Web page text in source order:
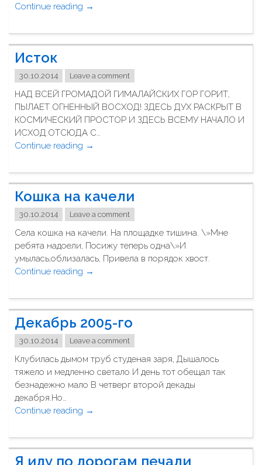
Continue reading "
е
о
и
д
у
ф
и
л
а
о
в
у
"
→
Исток
30.10.2014 Leave a comment
НАД ВСЕЙ ГРОМАДОЙ ГИМАЛАЙСКИХ ГОР ГОРИТ,
ПЫЛАЕТ ОГНЕННЫЙ ВОСХОД! ЗДЕСЬ ДУХ РАСКРЫТ В
КОСМИЧЕСКИЙ ПРОСТОР И ЗДЕСЬ ВСЕМУ НАЧАЛО И
ИСХОД.ОТСЮДА С…
Continue reading "
с
т
о
к
"
→
Кошка на качели
30.10.2014 Leave a comment
Села кошка на качели. На площадке тишина. \»Мне
ребята надоели, Посижу теперь одна\»И
умылась,облизалась, Привела в порядок хвост.
Continue reading "
о
ш
к
а
н
а
к
а
е
и
"
→
Декабрь 2005-го
30.10.2014 Leave a comment
Клубилась дымом труб студеная заря, Дышалось
тяжело и медленно светало И день тот обещал так
безнадежно мало В четверг второй декады
декабря.Но…
Continue reading "
е
к
а
→
Я иду по дорогам печали